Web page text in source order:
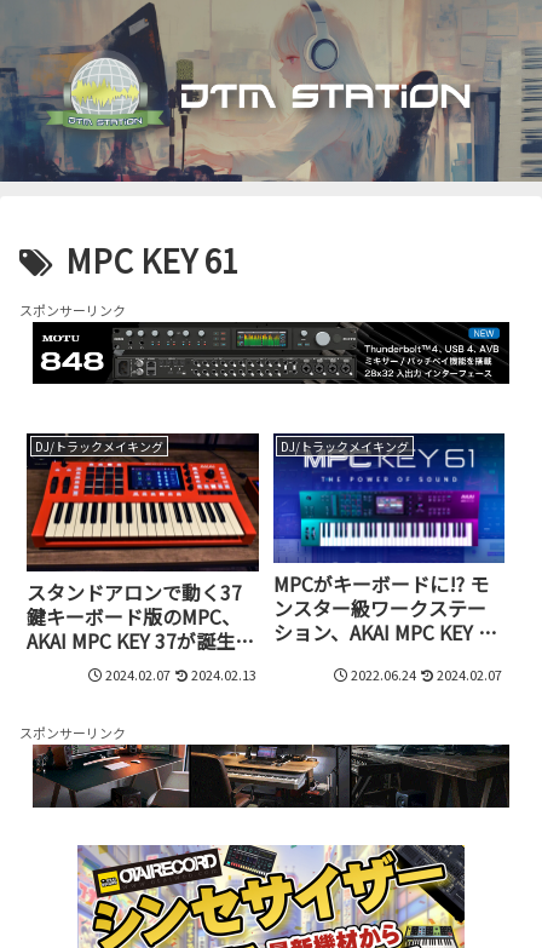
MPC KEY 61
スポンサーリンク
DJ/トラックメイキング
スタンドアロンで動く37
鍵キーボード版のMPC、
AKAI MPC KEY 37が誕生。
DAWとも連携可能でオー
ディオIFとしても動作する
2024.02.07 2024.02.13
DJ/トラックメイキング
MPCがキーボードに!? モ
ンスター級ワークステー
ション、AKAI MPC KEY 61
2022.06.24 2024.02.07
スポンサーリンク